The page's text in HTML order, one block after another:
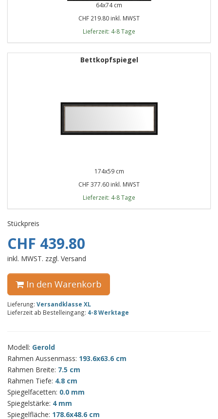
64x74 cm
CHF 219.80 inkl. MWST
Lieferzeit: 4-8 Tage
Bettkopfspiegel
174x59 cm
CHF 377.60 inkl. MWST
Lieferzeit: 4-8 Tage
Stückpreis
CHF 439.80
inkl. MWST. zzgl. Versand
In den Warenkorb
Lieferung: Versandklasse XL
Lieferzeit ab Bestelleingang: 4-8 Werktage
Modell: Gerold
Rahmen Aussenmass: 193.6x63.6 cm
Rahmen Breite: 7.5 cm
Rahmen Tiefe: 4.8 cm
Spiegelfacetten: 0.0 mm
Spiegelstärke: 4 mm
Spiegelfläche: 178.6x48.6 cm